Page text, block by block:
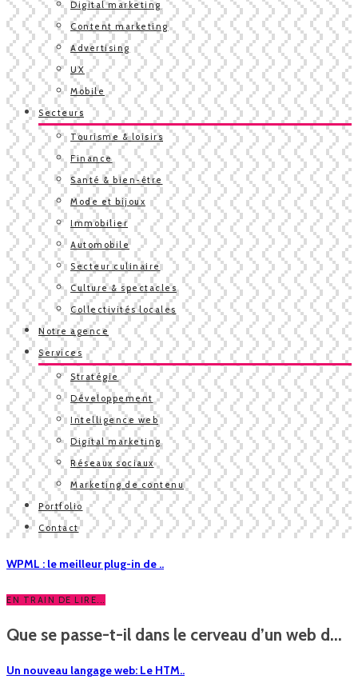
Digital marketing
Content marketing
Advertising
UX
Mobile
Secteurs
Tourisme & loisirs
Finance
Santé & bien-être
Mode et bijoux
Immobilier
Automobile
Secteur culinaire
Culture & spectacles
Collectivités locales
Notre agence
Services
Stratégie
Développement
Intelligence web
Digital marketing
Réseaux sociaux
Marketing de contenu
Portfolio
Contact
WPML : le meilleur plug-in de ..
EN TRAIN DE LIRE...
Que se passe-t-il dans le cerveau d’un web d...
Un nouveau langage web: Le HTM..